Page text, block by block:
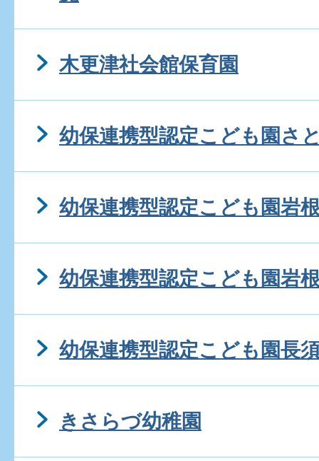
木更津社会館保育園
幼保連携型認定こども園さ
幼保連携型認定こども園岩
幼保連携型認定こども園岩
幼保連携型認定こども園長
きさらづ幼稚園